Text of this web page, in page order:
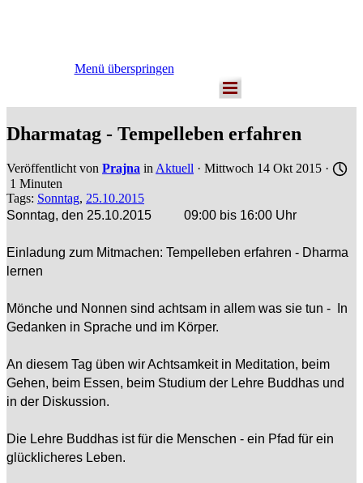
Menü überspringen
Dharmatag - Tempelleben erfahren
Veröffentlicht von Prajna in Aktuell · Mittwoch 14 Okt 2015 ·
1 Minuten
Tags: Sonntag, 25.10.2015
Sonntag, den 25.10.2015 09:00 bis 16:00 Uhr
Einladung zum Mitmachen: Tempelleben erfahren - Dharma
lernen
Mönche und Nonnen sind achtsam in allem was sie tun - In
Gedanken in Sprache und im Körper.
An diesem Tag üben wir Achtsamkeit in Meditation, beim
Gehen, beim Essen, beim Studium der Lehre Buddhas und
in der Diskussion.
Die Lehre Buddhas ist für die Menschen - ein Pfad für ein
glücklicheres Leben.